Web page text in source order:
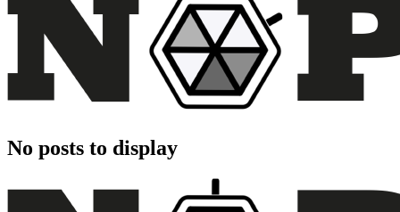
No posts to display